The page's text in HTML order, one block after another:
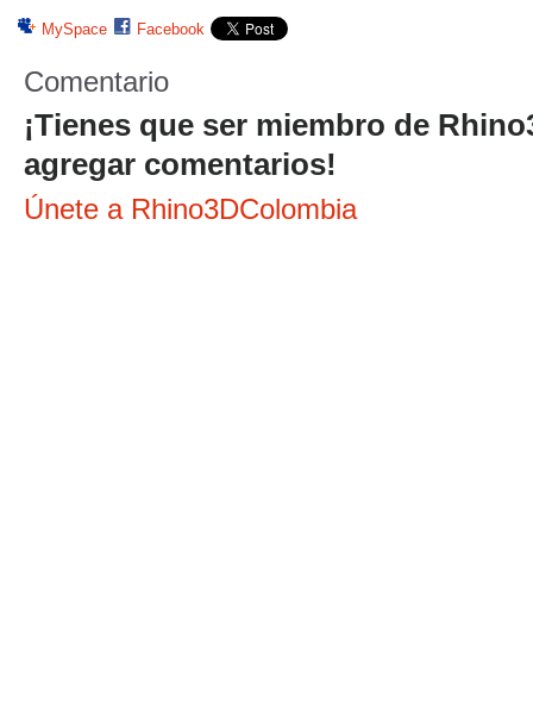
MySpace Facebook
Comentario
¡Tienes que ser miembro de
agregar comentarios!
Únete a Rhino3DColombia